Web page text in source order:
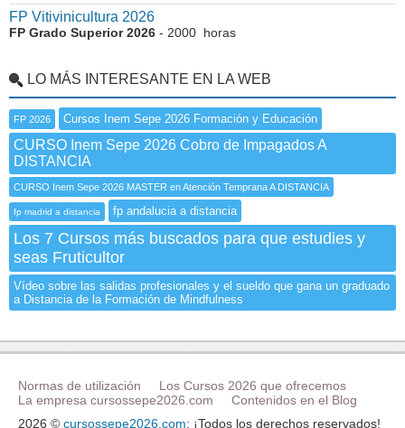
FP Vitivinicultura 2026
FP Grado Superior 2026 - 2000 horas
LO MÁS INTERESANTE EN LA WEB
FP 2026 Cursos Inem Sepe 2026 Formación y Educación
CURSO Inem Sepe 2026 Cobro de Impagados A
DISTANCIA
CURSO Inem Sepe 2026 MASTER en Atención Temprana A DISTANCIA
fp madrid a distancia fp andalucia a distancia
Los 7 Cursos más buscados para que estudies y
seas Fruticultor
Vídeo sobre las salidas profesionales y el sueldo que gana un graduado
a Distancia de la Formación de Mindfulness
Normas de utilización
Los Cursos 2026 que ofrecemos
La empresa cursossepe2026.com
Contenidos en el Blog
2026 © cursossepe2026.com: ¡Todos los derechos reservados!